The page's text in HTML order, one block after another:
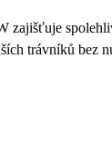
zajišťuje
trávníků bez